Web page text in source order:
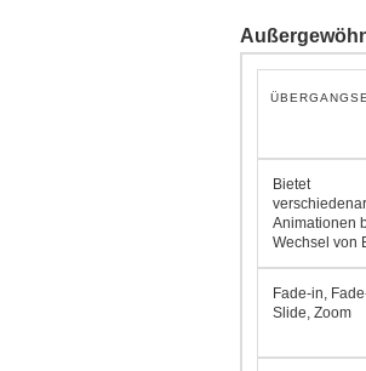
Bietet
Animationen
Wechsel von
Fade-in,
Slide, Zoom